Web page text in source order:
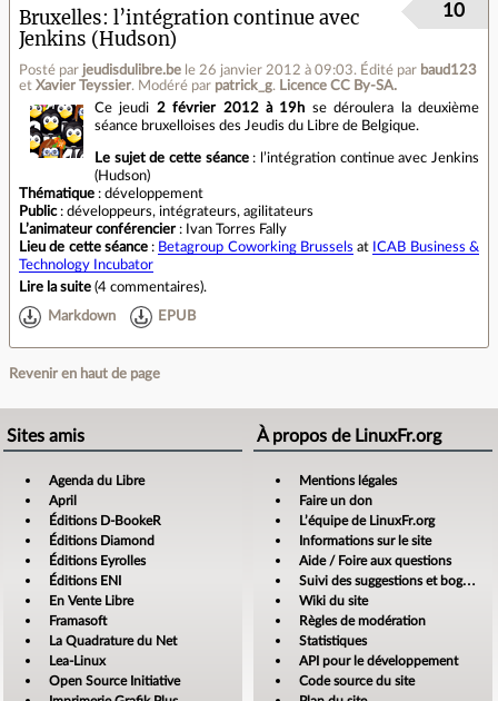
Bruxelles: l’intégration continue avec
Jenkins (Hudson)
Posté par jeudisdulibre.be le 26 janvier 2012 à 09:03. Édité par baud123
et Xavier Teyssier. Modéré par patrick_g. Licence CC By‑SA.
10
Ce jeudi 2 février 2012 à 19h se déroulera la deuxième
séance bruxelloises des Jeudis du Libre de Belgique.
Le sujet de cette séance: l’intégration continue avec Jenkins
(Hudson)
Thématique : développement
Public: développeurs, intégrateurs, agilitateurs
L’animateur conférencier: Ivan Torres Fally
Lieu de cette séance: Betagroup Coworking Brussels at ICAB Business &
Technology Incubator
Lire la suite (4 commentaires).
Markdown EPUB
Revenir en haut de page
Sites amis
Agenda du Libre
April
Éditions D-BookeR
Éditions Diamond
Éditions Eyrolles
Éditions ENI
En Vente Libre
Framasoft
La Quadrature du Net
Lea-Linux
Open Source Initiative
À propos de LinuxFr.org
Mentions légales
Faire un don
L’équipe de LinuxFr.org
Informations sur le site
Aide / Foire aux questions
Suivi des suggestions et bogues
Wiki du site
Règles de modération
Statistiques
API pour le développement
Code source du site